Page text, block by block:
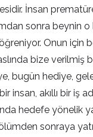
İnsan
sonra beynin o
Onun için
bize verilmiş
bugün hediye,
bir insan, akıllı bir iş
hedefe yönelik
sonraya